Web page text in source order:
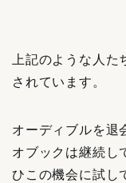
上記のような人た
されています。
オーディブルを退
オブックは継続し
ひこの機会に試し